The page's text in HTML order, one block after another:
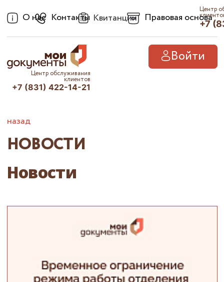
О нас Контакты Квитанции Правовая основа
Центр
+7
Войти
Центр обслуживания
клиентов
+7 (831) 422-14-21
назад
НОВОСТИ
Новости